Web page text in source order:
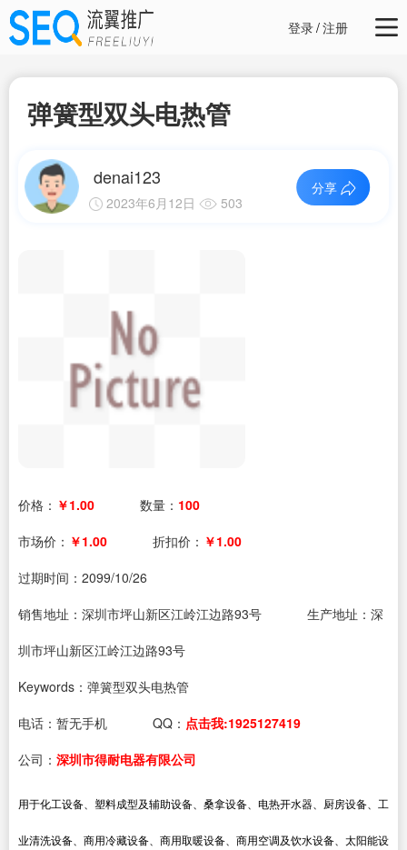
登录/注册
弹簧型双头电热管
denai123
2023年6月12日 503
分享
价格： ￥1.00 数量： 100
市场价： ￥1.00 折扣价： ￥1.00
过期时间： 2099/10/26
销售地址：深圳市坪山新区江岭江边路93号
生产地址：深
圳市坪山新区江岭江边路93号
Keywords：弹簧型双头电热管
电话： 暂无手机 QQ： 点击我:1925127419
公司： 深圳市得耐电器有限公司
用于化工设备、塑料成型及辅助设备、桑拿设备、电热开水器、厨房设备、工
业清洗设备、商用冷藏设备、商用取暖设备、商用空调及饮水设备、太阳能设